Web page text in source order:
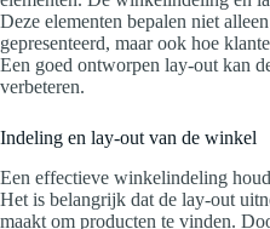
Deze elementen bepalen niet
gepresenteerd, maar ook hoe
Een goed ontworpen lay-out kan
verbeteren.
Indeling en lay-out van de winkel
Een effectieve winkelindeling
Het is belangrijk dat de lay-out
maakt om producten te vinden.